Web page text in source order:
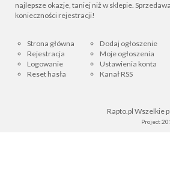
najlepsze okazje, taniej niż w sklepie.
konieczności rejestracji!
Strona główna
Rejestracja
Logowanie
Reset hasła
Dodaj ogłoszenie
Moje ogłoszenia
Ustawienia konta
Kanał RSS
Rapto.pl Wszelkie
Project